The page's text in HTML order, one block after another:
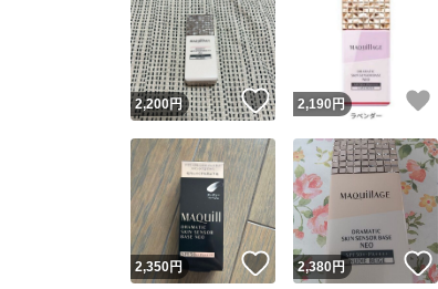
2,200円 いいね！
2,190 円
2,350円 いいね！
2,380円